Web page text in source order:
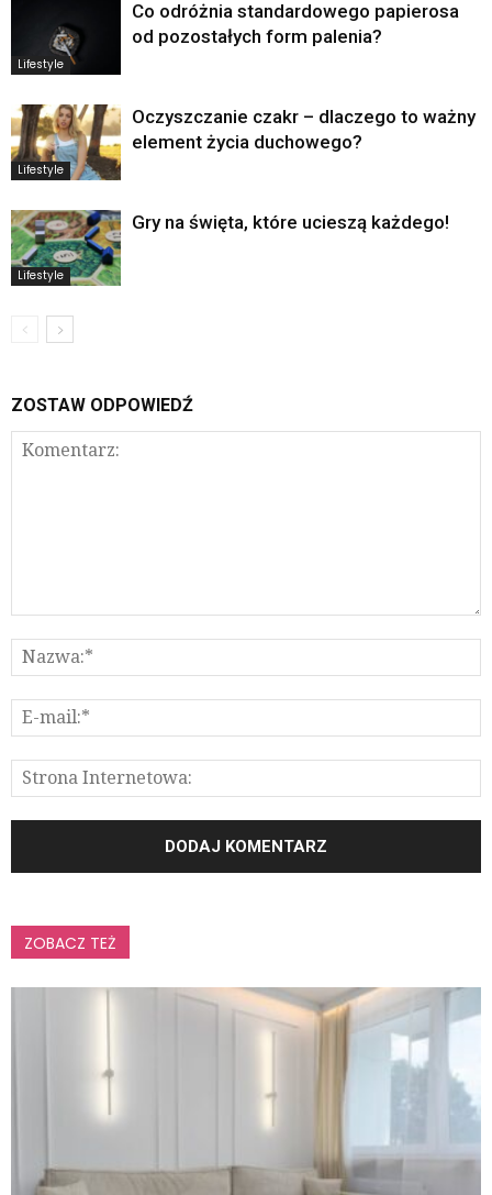
Lifestyle
Co odróżnia standardowego papierosa
od pozostałych form palenia?
Lifestyle
Oczyszczanie czakr – dlaczego to ważny
element życia duchowego?
Lifestyle
Gry na święta, które ucieszą każdego!
ZOSTAW ODPOWIEDŹ
ZOBACZ TEŻ